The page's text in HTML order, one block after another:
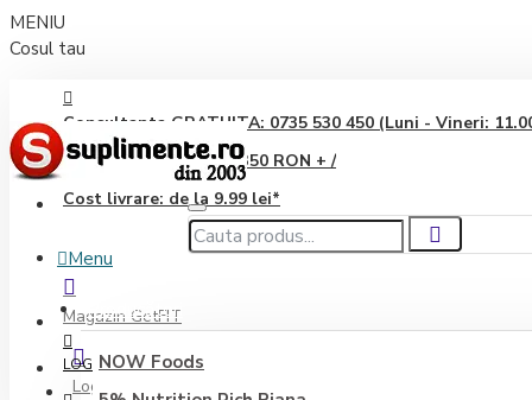
MENIU
Cosul tau
Consultanta GRATUITA: 0735 530 450 (Luni - Vineri:
Transport GRATUIT: 350 RON + /
Cost livrare: de la 9.99 lei*
Magazin GetFIT
Login
Menu
Producători
NOW Foods
LOGIN